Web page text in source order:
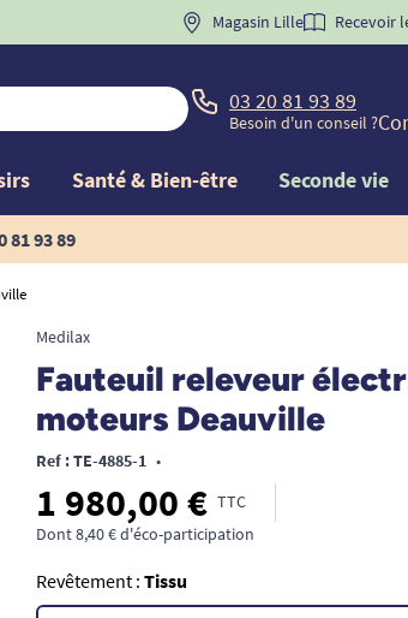
BIENVENUE" pourla 1ère
Magasin Lille Recevoir
03 20 81 93 89
Besoin d'un conseil ?
Santé & Bien-être Seconde vie
81 93 89
Medilax
Fauteuil releveur
moteurs Deauville
Ref : TE-4885-1 •
1 980,00 € TTC
Dont 8,40 € d'éco-participation
Revêtement : Tissu